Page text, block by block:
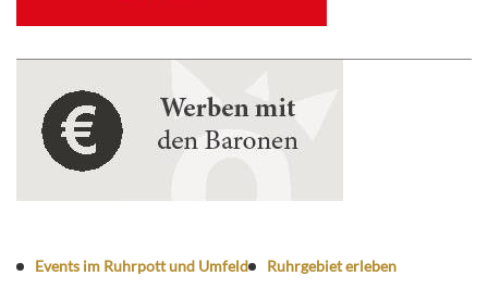
Events im Ruhrpott und Umfeld
Ruhrgebiet erleben